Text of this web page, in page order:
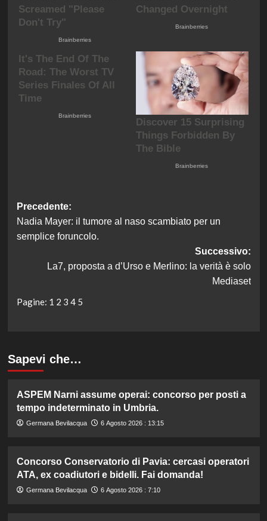
Navigazione
articolo
Precedente:
Nadia Mayer: il tumore al naso scambiato per un
semplice foruncolo.
Successivo:
La7, proposta a d’Urso e Merlino: la verità è solo
Mediaset
Pagine: 1 2 3 4 5
Sapevi che…
ASPEM Narni assume operai: concorso per posti a
tempo indeterminato in Umbria.
Germana Bevilacqua 6 Agosto 2026 : 13:15
Concorso Conservatorio di Pavia: cercasi operatori
ATA, ex coadiutori e bidelli. Fai domanda!
Germana Bevilacqua 6 Agosto 2026 : 7:10